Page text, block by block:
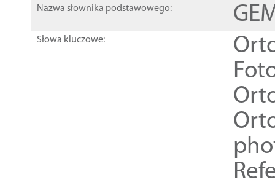
Nazwa słownika podstawowego:
Słowa kluczowe: